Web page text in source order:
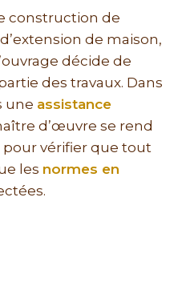
construction de
de maison,
décide de
des travaux. Dans
une assistance
d’œuvre se rend
vérifier que tout
les normes en